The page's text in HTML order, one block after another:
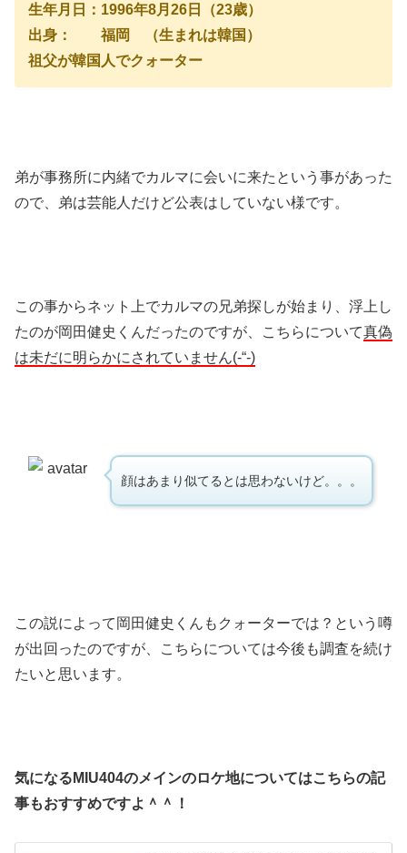
生年月日：1996年8月26日（23歳）
出身： 福岡 （生まれは韓国）
祖父が韓国人でクォーター
弟が事務所に内緒でカルマに会いに来たという事があった
ので、弟は芸能人だけど公表はしていない様です。
この事からネット上でカルマの兄弟探しが始まり、浮上し
たのが岡田健史くんだったのですが、こちらについて真偽
は未だに明らかにされていません(-“-)
顔はあまり似てるとは思わないけど。。。
この説によって岡田健史くんもクォーターでは？という噂
が出回ったのですが、こちらについては今後も調査を続け
たいと思います。
気になるMIU404のメインのロケ地についてはこちらの記
事もおすすめですよ＾＾！